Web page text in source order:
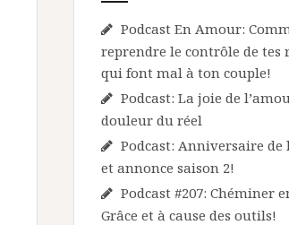
Podcast En Amour:
reprendre le contrôle de tes
qui font mal à ton couple!
Podcast: La joie de
douleur du réel
Podcast: Anniversaire de
et annonce saison 2!
Podcast #207: Chéminer
Grâce et à cause des outils!